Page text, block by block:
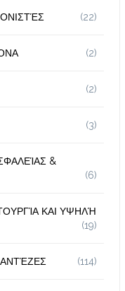
(22)
(2)
(2)
(3)
&
(6)
ΚΑΙ ΥΨΗΛΉ
(19)
(114)